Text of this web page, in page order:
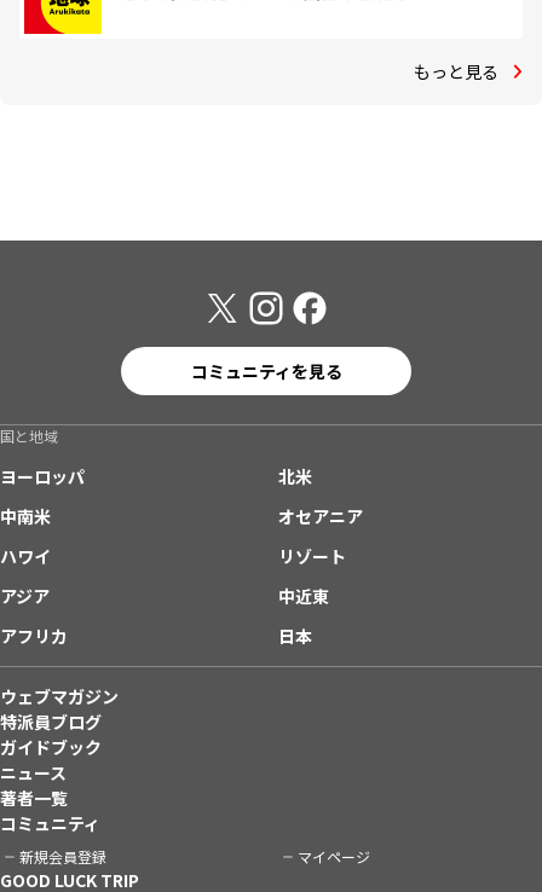
もっと見る
コミュニティを見る
国と地域
ヨーロッパ
北米
中南米
オセアニア
ハワイ
リゾート
アジア
中近東
アフリカ
日本
ウェブマガジン
特派員ブログ
ガイドブック
ニュース
著者一覧
コミュニティ
新規会員登録 マイページ
GOOD LUCK TRIP